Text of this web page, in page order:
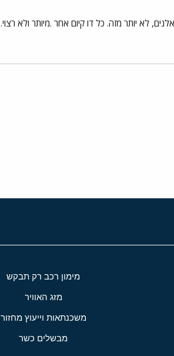
לא יותר מזה. כל דו קיום אחר .מיותר ולא רצוי.
מימון רכב רק תבקש
מזג האוויר
משכנתאות וייעוץ מחזור
מבשלים כשר